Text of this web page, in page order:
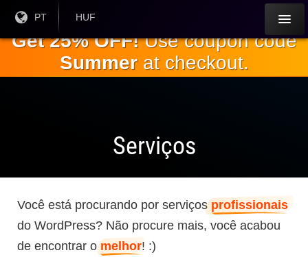
principal
Língua
PT
Moeda
HUF
Get 25% OFF!Use coupon code
Summerat checkout.
Serviços
Você está procurando por serviços profissionais
do WordPress? Não procure mais, você acabou
de encontrar omelhor! :)